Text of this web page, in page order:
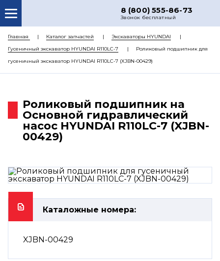
8 (800) 555-86-73
Звонок бесплатный
О НАС
КАТАЛОГ ЗАПЧАСТЕЙ
РЕМОНТ
ЦЕНЫ
КОНТАКТЫ
Главная Каталог запчастей
Экскаваторы HYUNDAI
Гусеничный экскаватор HYUNDAI R110LC-7
Роликовый подшипник для
гусеничный экскаватор HYUNDAI R110LC-7 (XJBN-00429)
Роликовый подшипник на
Основной гидравлический
насос HYUNDAI R110LC-7 (XJBN-
00429)
Каталожные номера:
XJBN-00429